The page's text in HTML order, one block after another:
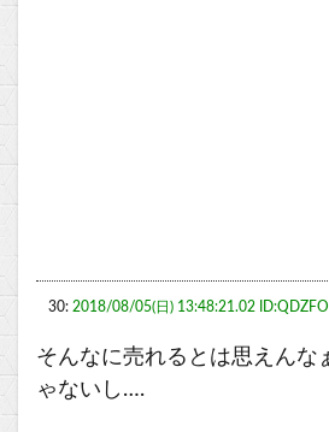
30: 2018/08/05(日) 13:48:21.02
そんなに売れるとは思えんな
ゃないし….